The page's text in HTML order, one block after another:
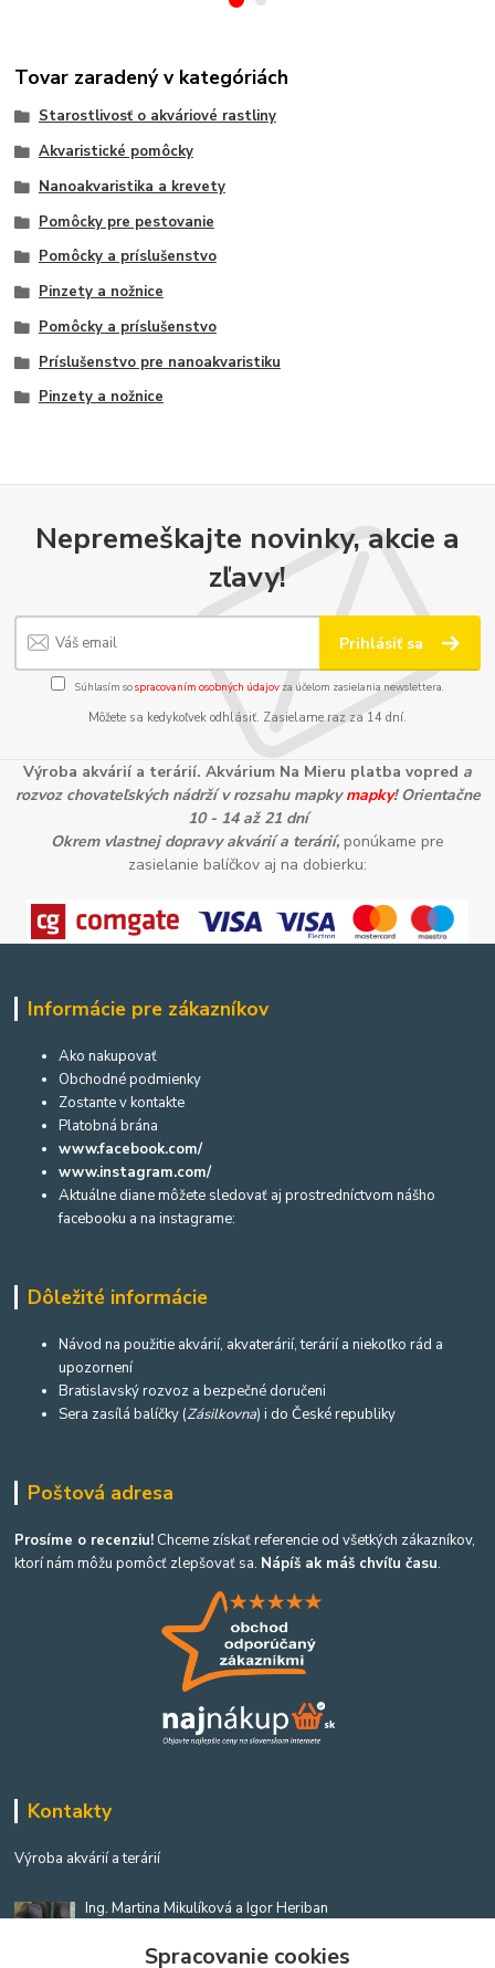
Tovar zaradený v kategóriách
Starostlivosť o akváriové rastliny
Akvaristické pomôcky
Nanoakvaristika a krevety
Pomôcky pre pestovanie
Pomôcky a príslušenstvo
Pinzety a nožnice
Pomôcky a príslušenstvo
Príslušenstvo pre nanoakvaristiku
Pinzety a nožnice
Nepremeškajte novinky, akcie a
zľavy!
Prihlásiť sa
Súhlasím sospracovaním osobných údajov za účelom zasielania newslettera.
Môžete sa kedykoľvek odhlásiť. Zasielame raz za 14 dní.
Výroba akvárií a terárií. Akvárium Na Mieru platba vopred a
rozvoz chovateľských nádrží v rozsahu mapkymapky! Orientačne
10 - 14 až 21 dní
Okrem vlastnej dopravy akvárií a terárií, ponúkame pre
zasielanie balíčkov aj na dobierku:
Informácie pre zákazníkov
Ako nakupovať
Obchodné podmienky
Zostante v kontakte
Platobná brána
www.facebook.com/
www.instagram.com/
Aktuálne diane môžete sledovať aj prostredníctvom nášho
facebooku a na instagrame:
Dôležité informácie
Návod na použitie akvárií, akvaterárií, terárií a niekoľko rád a
upozornení
Bratislavský rozvoz a bezpečné doručeni
Sera zasílá balíčky (Zásilkovna) i do České republiky
Poštová adresa
Prosíme o recenziu! Chceme získať referencie od všetkých zákazníkov,
ktorí nám môžu pomôcť zlepšovať sa. Nápíš ak máš chvíľu času.
Kontakty
Výroba akvárií a terárií
Ing. Martina Mikulíková a Igor Heriban
(Po-Pia, 8-16 hod.)
Spracovanie cookies